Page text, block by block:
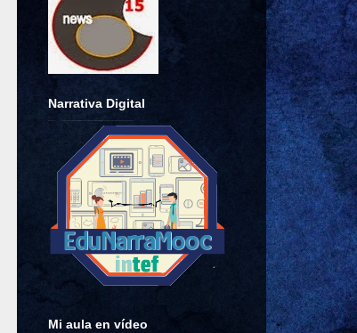
Narrativa Digital
Mi aula en vídeo